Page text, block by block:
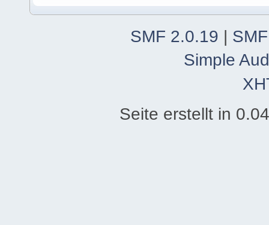
SMF 2.0.19 |
Simple
Seite erstellt in